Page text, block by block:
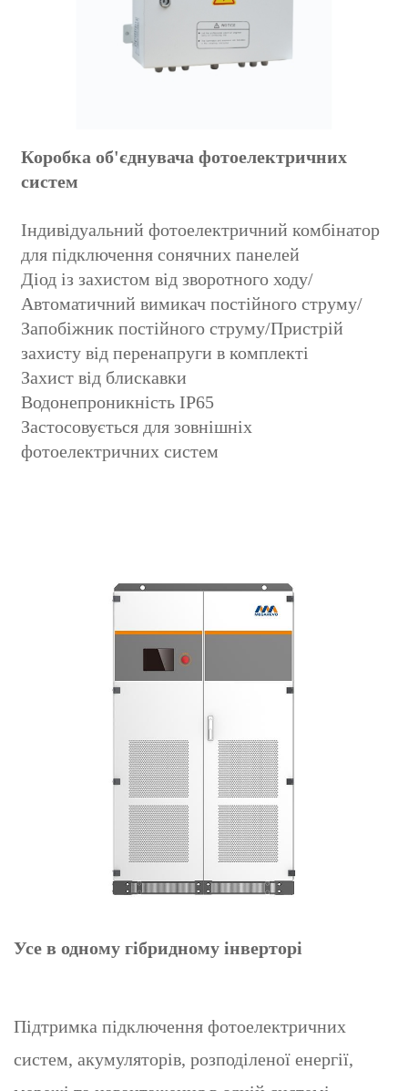
Коробка об'єднувача фотоелектричних
систем
Індивідуальний фотоелектричний комбінатор
для підключення сонячних панелей
Діод із захистом від зворотного ходу/
Автоматичний вимикач постійного струму/
Запобіжник постійного струму/Пристрій
захисту від перенапруги в комплекті
Захист від блискавки
Водонепроникність IP65
Застосовується для зовнішніх
фотоелектричних систем
Усе в одному гібридному інверторі
Підтримка підключення фотоелектричних
систем, акумуляторів, розподіленої енергії,